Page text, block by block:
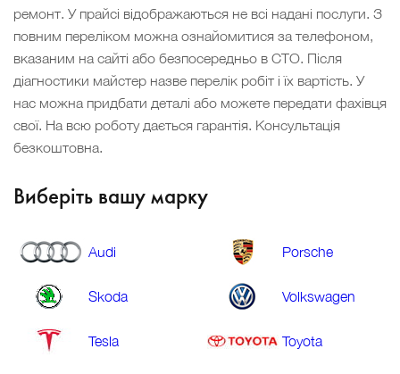
ремонт. У прайсі відображаються не всі надані послуги. З
повним переліком можна ознайомитися за телефоном,
вказаним на сайті або безпосередньо в СТО. Після
діагностики майстер назве перелік робіт і їх вартість. У
нас можна придбати деталі або можете передати фахівця
свої. На всю роботу дається гарантія. Консультація
безкоштовна.
Виберіть вашу марку
Audi Porsche
Skoda Volkswagen
Tesla Toyota